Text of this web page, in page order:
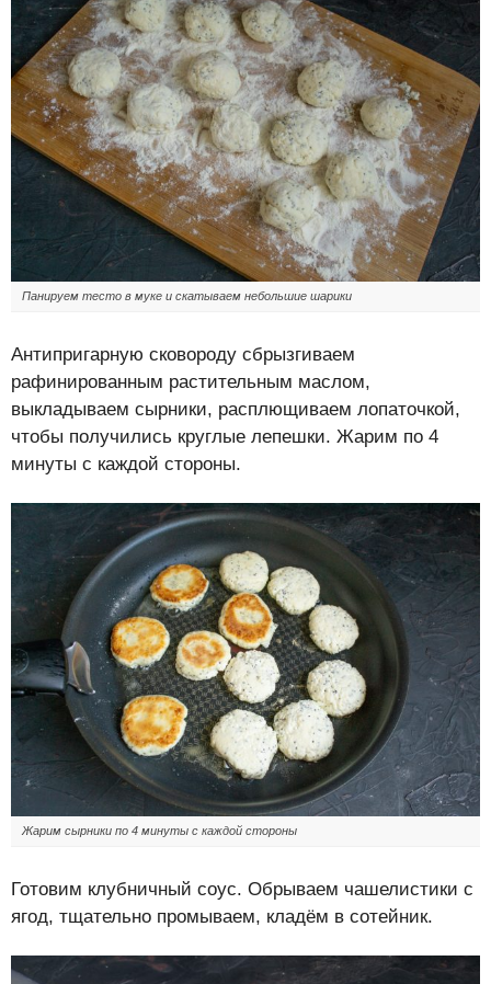
Панируем тесто в муке и скатываем небольшие шарики
Антипригарную сковороду сбрызгиваем
рафинированным растительным маслом,
выкладываем сырники, расплющиваем лопаточкой,
чтобы получились круглые лепешки. Жарим по 4
минуты с каждой стороны.
Жарим сырники по 4 минуты с каждой стороны
Готовим клубничный соус. Обрываем чашелистики с
ягод, тщательно промываем, кладём в сотейник.